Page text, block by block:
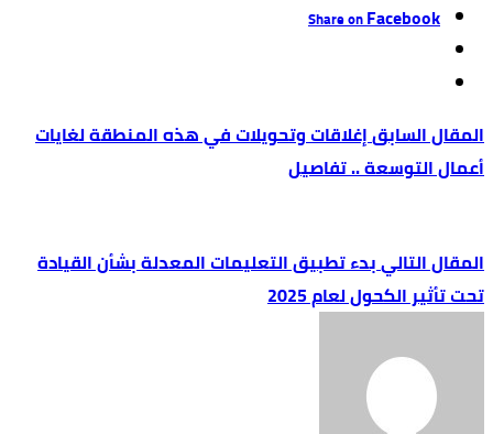
Share onFacebook
إغلاقات وتحويلات في هذه المنطقة لغايات
أعمال التوسعة .. تفاصيل
بدء تطبيق التعليمات المعدلة بشأن القيادة
تحت تأثير الكحول لعام 2025